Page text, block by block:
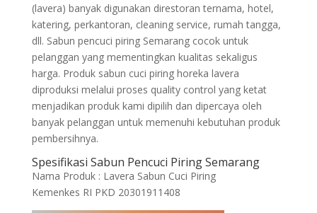
(lavera) banyak digunakan direstoran ternama, hotel,
katering, perkantoran, cleaning service, rumah tangga,
dll. Sabun pencuci piring Semarang cocok untuk
pelanggan yang mementingkan kualitas sekaligus
harga. Produk sabun cuci piring horeka lavera
diproduksi melalui proses quality control yang ketat
menjadikan produk kami dipilih dan dipercaya oleh
banyak pelanggan untuk memenuhi kebutuhan produk
pembersihnya.
Spesifikasi Sabun Pencuci Piring Semarang
Nama Produk : Lavera Sabun Cuci Piring
Kemenkes RI PKD 20301911408